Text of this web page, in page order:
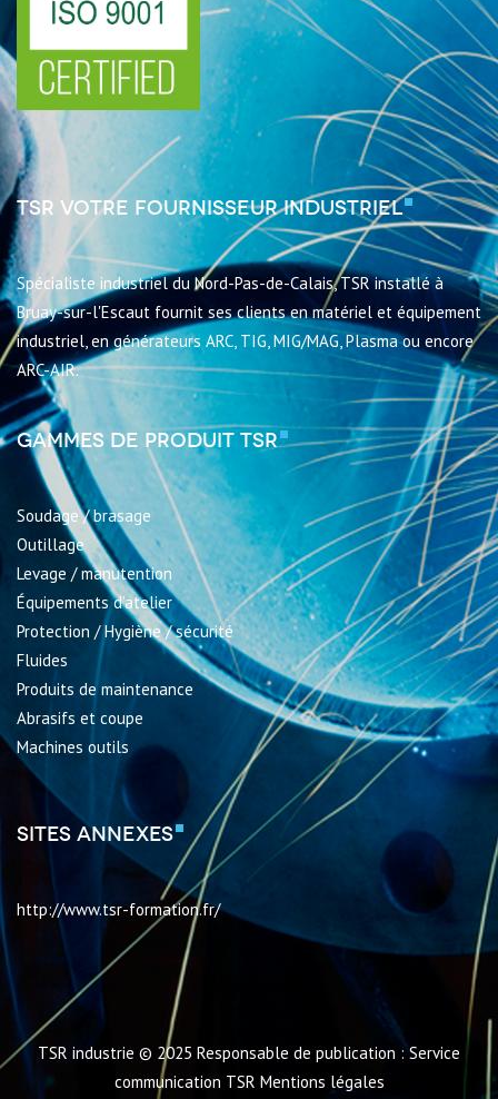
TSR votre fournisseur industriel
Spécialiste industriel du Nord-Pas-de-Calais, TSR installé à
Bruay-sur-l'Escaut fournit ses clients en matériel et équipement
industriel, en générateurs ARC, TIG, MIG/MAG, Plasma ou encore
ARC-AIR.
Gammes de produit TSR
Soudage / brasage
Outillage
Levage / manutention
Équipements d’atelier
Protection / Hygiène / sécurité
Fluides
Produits de maintenance
Abrasifs et coupe
Machines outils
Sites annexes
http://www.tsr-formation.fr/
TSR industrie © 2025 Responsable de publication : Service
communication TSR Mentions légales